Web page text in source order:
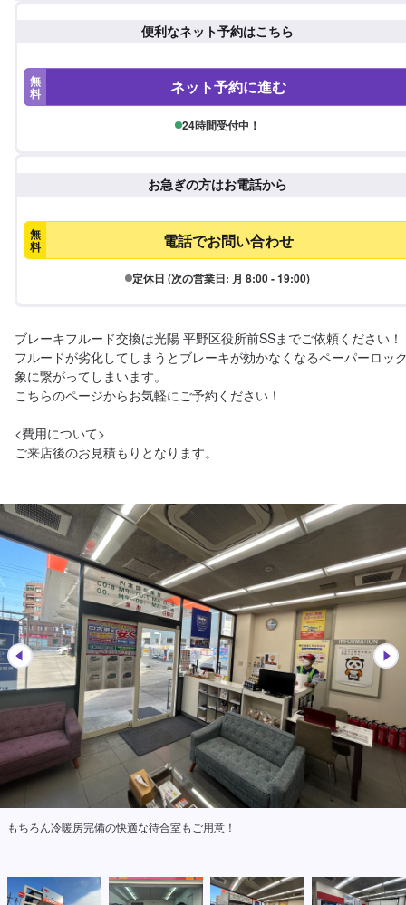
便利なネット予約はこちら
無
料 ネット予約に進む
24時間受付中！
お急ぎの方はお電話から
無
料 電話でお問い合わせ
定休日 (次の営業日: 月 8:00 - 19:00)
ブレーキフルード交換は光陽 平野区役所前SSまでご依頼ください！
フルードが劣化してしまうとブレーキが効かなくなるペーパーロッ
象に繋がってしまいます。
こちらのページからお気軽にご予約ください！
<費用について>
ご来店後のお見積もりとなります。
もちろん冷暖房完備の快適な待合室もご用意！